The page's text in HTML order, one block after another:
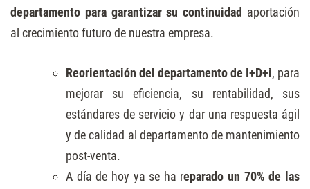
departamento para garantizar su continuidad aportación
al crecimiento futuro de nuestra empresa.
Reorientación del departamento de I+D+i, para
mejorar su eficiencia, su rentabilidad, sus
estándares de servicio y dar una respuesta ágil
y de calidad al departamento de mantenimiento
post-venta.
A día de hoy ya se ha reparado un 70% de las